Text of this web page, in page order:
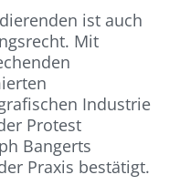
ist auch
Mit
Industrie
Protest
Bangerts
Praxis bestätigt.